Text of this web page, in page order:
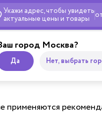
Укажи адрес, чтобы увидеть
актуальные цены и товары
город Москва?
Да Нет, выбрать